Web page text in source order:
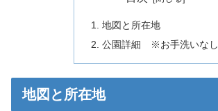
地図と所在地
公園詳細 ※お手洗いなし
地図と所在地